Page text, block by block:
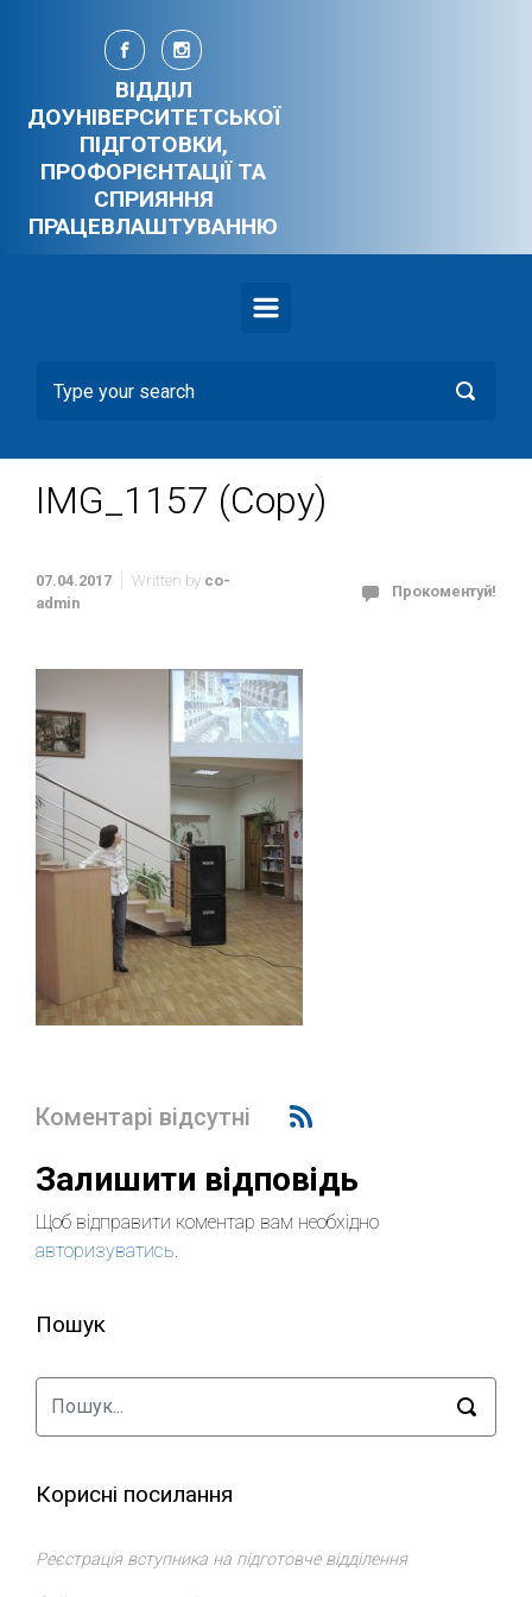
Skip to main content
ВІДДІЛ
ДОУНІВЕРСИТЕТСЬКОЇ
ПІДГОТОВКИ,
ПРОФОРІЄНТАЦІЇ ТА
СПРИЯННЯ
ПРАЦЕВЛАШТУВАННЮ
IMG_1157 (Copy)
07.04.2017 Written by co-
admin
Прокоментуй!
Коментарі відсутні
Залишити відповідь
Щоб відправити коментар вам необхідно
авторизуватись.
Пошук
Корисні посилання
Реєстрація вступника на підготовче відділення